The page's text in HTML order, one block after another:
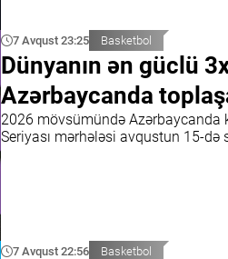
7 Avqust 23:25 Basketbol
Dünyanın ən güclü
Azərbaycanda
2026 mövsümündə Azərbaycanda
Seriyası mərhələsi avqustun 15-də
7 Avqust 22:56 Basketbol